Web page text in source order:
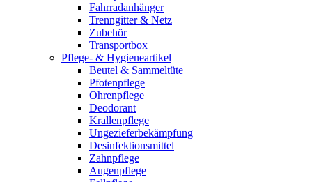
Fahrradanhänger
Trenngitter & Netz
Zubehör
Transportbox
Pflege- & Hygieneartikel
Beutel & Sammeltüte
Pfotenpflege
Ohrenpflege
Deodorant
Krallenpflege
Ungezieferbekämpfung
Desinfektionsmittel
Zahnpflege
Augenpflege